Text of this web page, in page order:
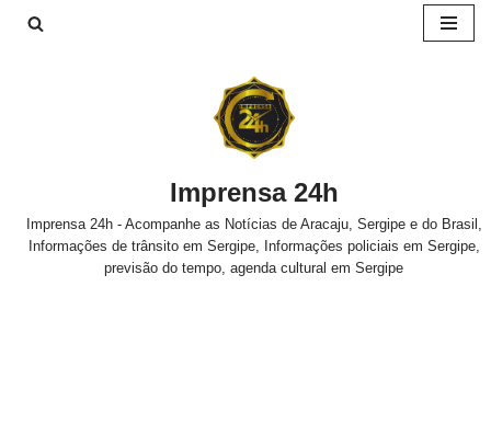
Imprensa 24h
Imprensa 24h - Acompanhe as Notícias de Aracaju, Sergipe e do Brasil,
Informações de trânsito em Sergipe, Informações policiais em Sergipe,
previsão do tempo, agenda cultural em Sergipe